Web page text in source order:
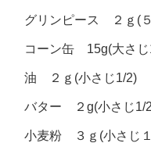
グリンピース ２ｇ(
コーン缶 15g(大さじ
油 ２ｇ(小さじ1/2)
バター ２g(小さじ1/
小麦粉 ３ｇ(小さじ